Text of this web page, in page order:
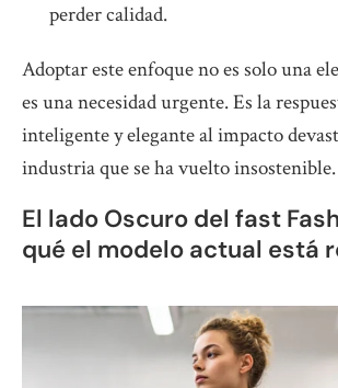
perder calidad.
Adoptar este enfoque no es solo una
es una necesidad urgente. Es la
inteligente y elegante al impacto
industria que se ha vuelto insostenible.
El lado Oscuro del fast
qué el modelo actual está